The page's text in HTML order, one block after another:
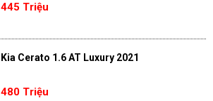
445 Triệu
Kia Cerato 1.6 AT Luxury 2021
480 Triệu